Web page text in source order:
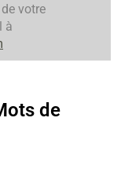
votre
à
de